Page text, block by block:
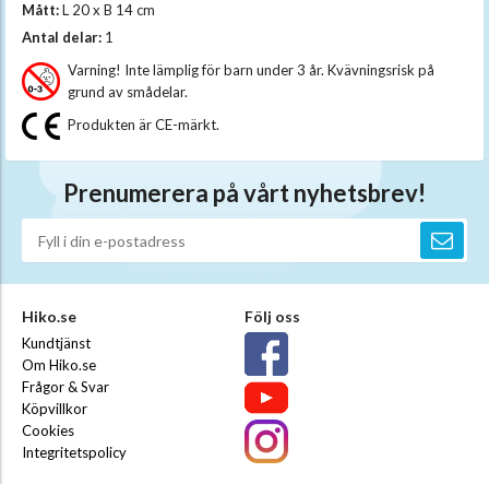
Mått:L 20 x B 14 cm
Antal delar: 1
Varning! Inte lämplig för barn under 3 år. Kvävningsrisk på
grund av smådelar.
Produkten är CE-märkt.
Prenumerera på vårt nyhetsbrev!
Hiko.se
Kundtjänst
Om Hiko.se
Frågor & Svar
Köpvillkor
Cookies
Integritetspolicy
Följ oss